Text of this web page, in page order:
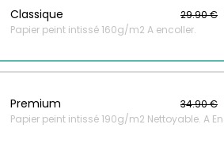
peint Fleurs
À partir
29,90€
Classique 29.90 €
Papier peint intissé 160g/m2 A encoller.
Premium 34.90 €
Papier peint intissé 190g/m2 Nettoyable. A